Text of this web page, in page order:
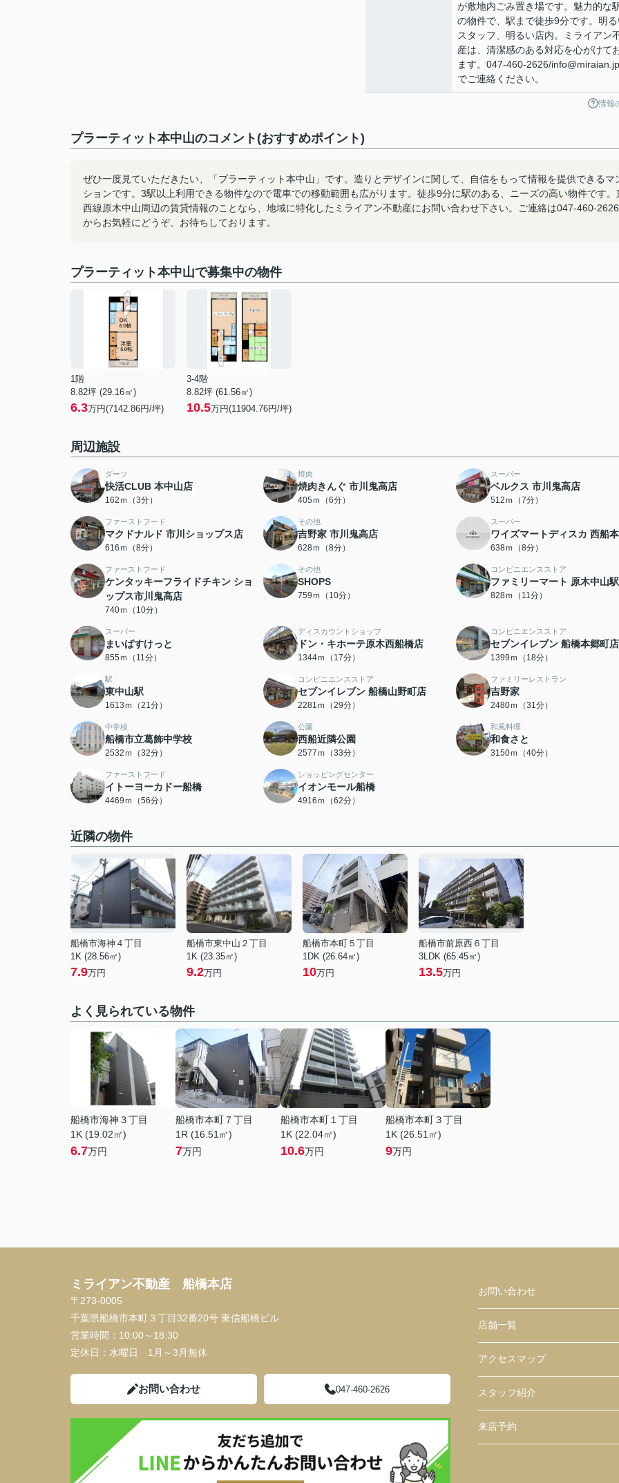
が敷地内ごみ置き場です。魅力的な
の物件で、駅まで徒歩9分です。明
スタッフ、明るい店内。ミライアン
産は、清潔感のある対応を心がけて
ます。047-460-2626/
でご連絡ください。
情報
プラーティット本中山のコメント(おすすめポイント)
ぜひ一度見ていただきたい、「プラーティット本中山」です。造りとデザインに関して、自信をもって情報を提供できるマ
ションです。3駅以上利用できる物件なので電車での移動範囲も広がります。徒歩9分に駅のある、ニーズの高い物件です。
西線原木中山周辺の賃貸情報のことなら、地域に特化したミライアン不動産にお問い合わせ下さい。ご連絡は047-460-2626
からお気軽にどうぞ、お待ちしております。
プラーティット本中山で募集中の物件
1階
8.82坪 (29.16㎡)
6.3万円(7142.86円/坪)
3-4階
8.82坪 (61.56㎡)
10.5万円(11904.76円/坪)
周辺施設
ダーツ
快活CLUB 本中山店
162ｍ（3分）
焼肉
焼肉きんぐ 市川鬼高店
405ｍ（6分）
スーパー
ベルクス 市川鬼高店
512ｍ（7分）
ファーストフード
マクドナルド 市川ショップス店
616ｍ（8分）
その他
吉野家 市川鬼高店
628ｍ（8分）
スーパー
ワイズマートディスカ 西船
638ｍ（8分）
ファーストフード
ケンタッキーフライドチキン ショ
ップス市川鬼高店
740ｍ（10分）
その他
SHOPS
759ｍ（10分）
コンビニエンスストア
ファミリーマート 原木中山
828ｍ（11分）
スーパー
まいばすけっと
855ｍ（11分）
ディスカウントショップ
ドン・キホーテ原木西船橋店
1344ｍ（17分）
コンビニエンスストア
セブンイレブン 船橋本郷町店
1399ｍ（18分）
駅
東中山駅
1613ｍ（21分）
コンビニエンスストア
セブンイレブン 船橋山野町店
2281ｍ（29分）
ファミリーレストラン
吉野家
2480ｍ（31分）
中学校
船橋市立葛飾中学校
2532ｍ（32分）
公園
西船近隣公園
2577ｍ（33分）
和風料理
和食さと
3150ｍ（40分）
ファーストフード
イトーヨーカドー船橋
4469ｍ（56分）
ショッピングセンター
イオンモール船橋
4916ｍ（62分）
近隣の物件
船橋市海神４丁目
1K (28.56㎡)
7.9万円
船橋市東中山２丁目
1K (23.35㎡)
9.2万円
船橋市本町５丁目
1DK (26.64㎡)
10万円
船橋市前原西６丁目
3LDK (65.45㎡)
13.5万円
よく見られている物件
船橋市海神３丁目
1K (19.02㎡)
6.7万円
船橋市本町７丁目
1R (16.51㎡)
7万円
船橋市本町１丁目
1K (22.04㎡)
10.6万円
船橋市本町３丁目
1K (26.51㎡)
9万円
ミライアン不動産 船橋本店
〒273-0005
千葉県船橋市本町３丁目32番20号 東信船橋ビル
営業時間： 10:00～18:30
定休日： 水曜日 1月～3月無休
お問い合わせ 047-460-2626
お問い合わせ
店舗一覧
アクセスマップ
スタッフ紹介
来店予約